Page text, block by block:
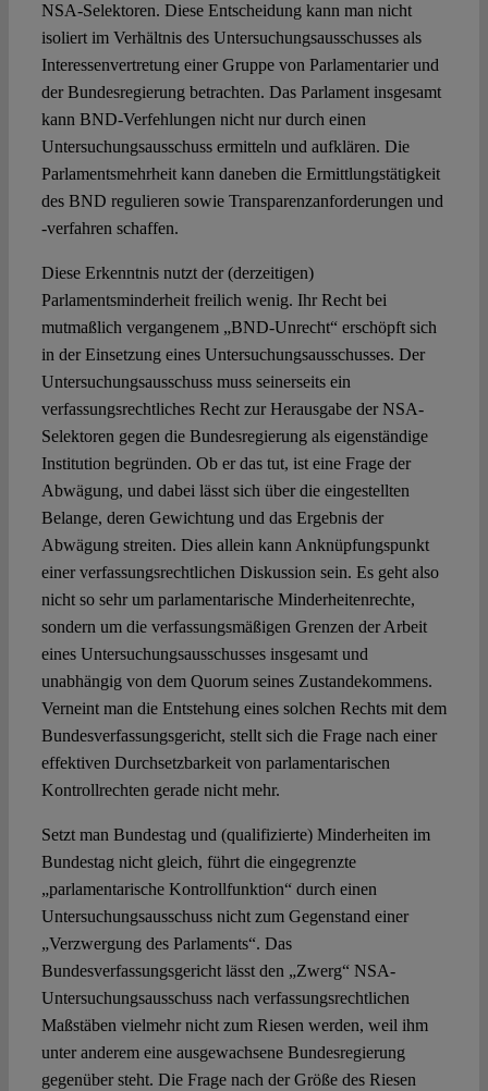
NSA-Selektoren. Diese Entscheidung kann man nicht
isoliert im Verhältnis des Untersuchungsausschusses als
Interessenvertretung einer Gruppe von Parlamentarier und
der Bundesregierung betrachten. Das Parlament insgesamt
kann BND-Verfehlungen nicht nur durch einen
Untersuchungsausschuss ermitteln und aufklären. Die
Parlamentsmehrheit kann daneben die Ermittlungstätigkeit
des BND regulieren sowie Transparenzanforderungen und
-verfahren schaffen.
Diese Erkenntnis nutzt der (derzeitigen)
Parlamentsminderheit freilich wenig. Ihr Recht bei
mutmaßlich vergangenem „BND-Unrecht“ erschöpft sich
in der Einsetzung eines Untersuchungsausschusses. Der
Untersuchungsausschuss muss seinerseits ein
verfassungsrechtliches Recht zur Herausgabe der NSA-
Selektoren gegen die Bundesregierung als eigenständige
Institution begründen. Ob er das tut, ist eine Frage der
Abwägung, und dabei lässt sich über die eingestellten
Belange, deren Gewichtung und das Ergebnis der
Abwägung streiten. Dies allein kann Anknüpfungspunkt
einer verfassungsrechtlichen Diskussion sein. Es geht also
nicht so sehr um parlamentarische Minderheitenrechte,
sondern um die verfassungsmäßigen Grenzen der Arbeit
eines Untersuchungsausschusses insgesamt und
unabhängig von dem Quorum seines Zustandekommens.
Verneint man die Entstehung eines solchen Rechts mit dem
Bundesverfassungsgericht, stellt sich die Frage nach einer
effektiven Durchsetzbarkeit von parlamentarischen
Kontrollrechten gerade nicht mehr.
Setzt man Bundestag und (qualifizierte) Minderheiten im
Bundestag nicht gleich, führt die eingegrenzte
„parlamentarische Kontrollfunktion“ durch einen
Untersuchungsausschuss nicht zum Gegenstand einer
„Verzwergung des Parlaments“. Das
Bundesverfassungsgericht lässt den „Zwerg“ NSA-
Untersuchungsausschuss nach verfassungsrechtlichen
Maßstäben vielmehr nicht zum Riesen werden, weil ihm
unter anderem eine ausgewachsene Bundesregierung
gegenüber steht. Die Frage nach der Größe des Riesen